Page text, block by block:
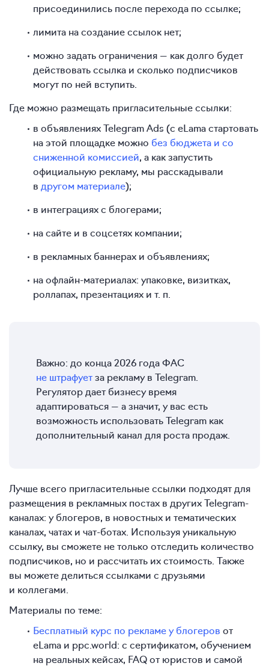
присоединились после перехода по ссылке;
лимита на создание ссылок нет;
можно задать ограничения — как долго будет
действовать ссылка и сколько подписчиков
могут по ней вступить.
Где можно размещать пригласительные ссылки:
в объявлениях Telegram Ads (с eLama стартовать
на этой площадке можно без бюджета и со
сниженной комиссией, а как запустить
официальную рекламу, мы расскадывали
в другом материале);
в интеграциях с блогерами;
на сайте и в соцсетях компании;
в рекламных баннерах и объявлениях;
на офлайн-материалах: упаковке, визитках,
роллапах, презентациях и т. п.
Важно: до конца 2026 года ФАС
не штрафуетза рекламу в Telegram.
Регулятор дает бизнесу время
адаптироваться — а значит, у вас есть
возможность использовать Telegram как
дополнительный канал для роста продаж.
Лучше всего пригласительные ссылки подходят для
размещения в рекламных постах в других Telegram-
каналах: у блогеров, в новостных и тематических
каналах, чатах и чат-ботах. Используя уникальную
ссылку, вы сможете не только отследить количество
подписчиков, но и рассчитать их стоимость. Также
вы можете делиться ссылками с друзьями
и коллегами.
Материалы по теме:
Бесплатный курс по рекламе у блогеров от
eLama и ppc.world: с сертификатом, обучением
на реальных кейсах, FAQ от юристов и самой